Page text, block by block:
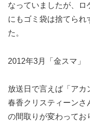
なっていましたが、ロ
にもゴミ袋は捨てられ
た。
2012年3月「金スマ」
放送日で言えば「アカ
春香クリスティーンさ
の間取りが変わってお